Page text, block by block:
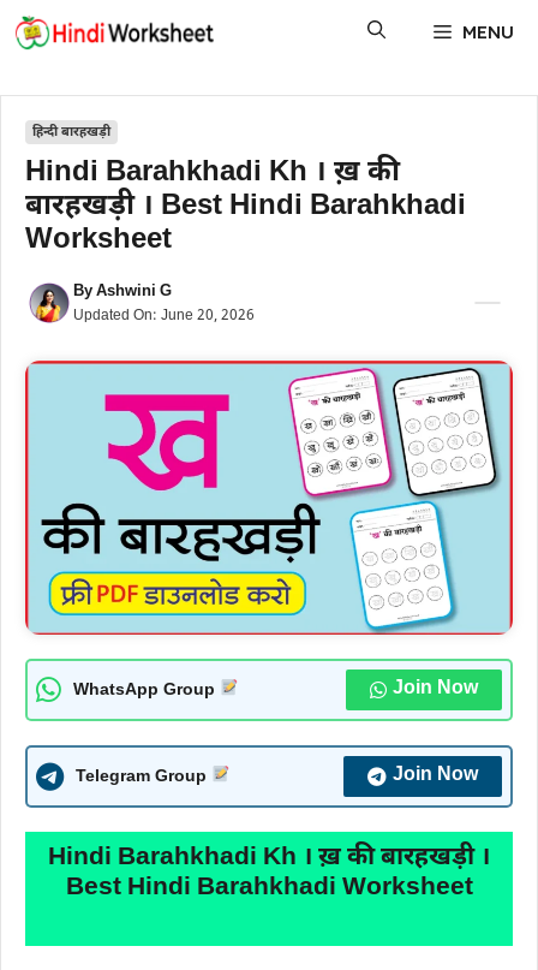
Skip
MENU
हिन्दी बारहखड़ी
Hindi Barahkhadi Kh । ख़ की
बारहखड़ी । Best Hindi Barahkhadi
Worksheet
ByAshwini G
Updated On: June 20, 2026
WhatsApp Group Join Now
Telegram Group Join Now
Hindi Barahkhadi Kh । ख़ की बारहखड़ी ।
Best Hindi Barahkhadi Worksheet